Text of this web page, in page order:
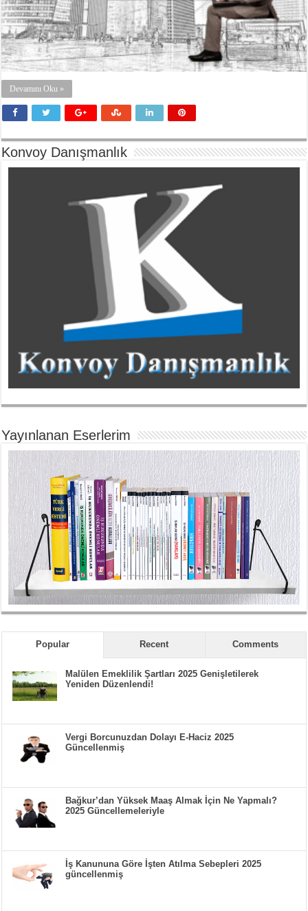
Devamını Oku »
Konvoy Danışmanlık
Yayınlanan Eserlerim
Popular Recent Comments
Malülen Emeklilik Şartları 2025 Genişletilerek
Yeniden Düzenlendi!
Vergi Borcunuzdan Dolayı E-Haciz 2025
Güncellenmiş
Bağkur’dan Yüksek Maaş Almak İçin Ne Yapmalı?
2025 Güncellemeleriyle
İş Kanununa Göre İşten Atılma Sebepleri 2025
güncellenmiş